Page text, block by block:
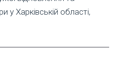
у Харківській області,